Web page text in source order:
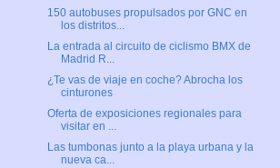
150 autobuses propulsados por GNC en
los distritos...
La entrada al circuito de ciclismo BMX de
Madrid R...
¿Te vas de viaje en coche? Abrocha los
cinturones
Oferta de exposiciones regionales para
visitar en ...
Las tumbonas junto a la playa urbana y la
nueva ca...